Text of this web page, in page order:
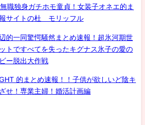
独身ガチホモ童貞！女装子オネエ的ま
サイトの杜 モリッフル
的一同驚愕騒然まとめ速報！超氷河期世
トですべてを失ったキグナス氷子の愛の
ー脱出大作戦
的まとめ速報！！子供が欲しいど陰キ
せ！専業主婦！婚活計画編